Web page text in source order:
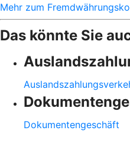
Mehr zum
Das könnte Sie
Dokumentengeschäft